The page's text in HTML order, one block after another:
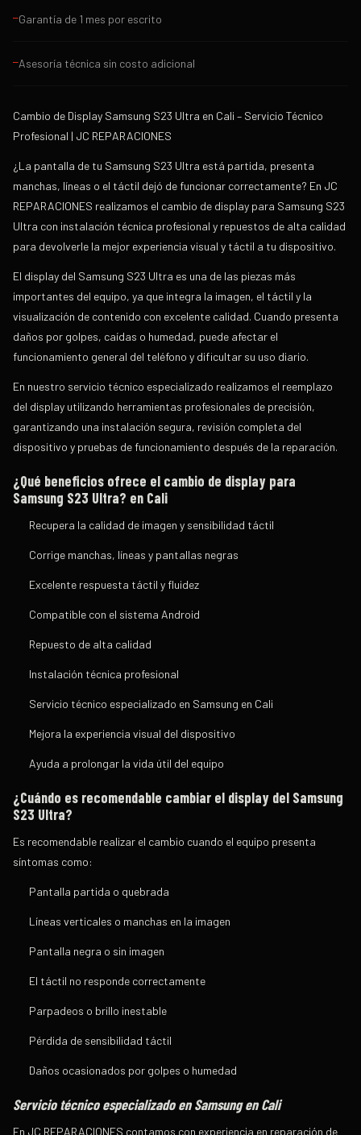
—Garantía de 1 mes por escrito
—Asesoría técnica sin costo adicional
Cambio de Display Samsung S23 Ultra en Cali – Servicio Técnico
Profesional | JC REPARACIONES
¿La pantalla de tu Samsung S23 Ultra está partida, presenta
manchas, líneas o el táctil dejó de funcionar correctamente? En JC
REPARACIONES realizamos el cambio de display para Samsung S23
Ultra con instalación técnica profesional y repuestos de alta calidad
para devolverle la mejor experiencia visual y táctil a tu dispositivo.
El display del Samsung S23 Ultra es una de las piezas más
importantes del equipo, ya que integra la imagen, el táctil y la
visualización de contenido con excelente calidad. Cuando presenta
daños por golpes, caídas o humedad, puede afectar el
funcionamiento general del teléfono y dificultar su uso diario.
En nuestro servicio técnico especializado realizamos el reemplazo
del display utilizando herramientas profesionales de precisión,
garantizando una instalación segura, revisión completa del
dispositivo y pruebas de funcionamiento después de la reparación.
¿Qué beneficios ofrece el cambio de display para
Samsung S23 Ultra? en Cali
Recupera la calidad de imagen y sensibilidad táctil
Corrige manchas, líneas y pantallas negras
Excelente respuesta táctil y fluidez
Compatible con el sistema Android
Repuesto de alta calidad
Instalación técnica profesional
Servicio técnico especializado en Samsung en Cali
Mejora la experiencia visual del dispositivo
Ayuda a prolongar la vida útil del equipo
¿Cuándo es recomendable cambiar el display del Samsung
S23 Ultra?
Es recomendable realizar el cambio cuando el equipo presenta
síntomas como:
Pantalla partida o quebrada
Líneas verticales o manchas en la imagen
Pantalla negra o sin imagen
El táctil no responde correctamente
Parpadeos o brillo inestable
Pérdida de sensibilidad táctil
Daños ocasionados por golpes o humedad
Servicio técnico especializado en Samsung en Cali
En JC REPARACIONES contamos con experiencia en reparación de